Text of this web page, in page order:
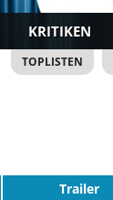
KRITIKEN
TOPLISTEN
Trailer